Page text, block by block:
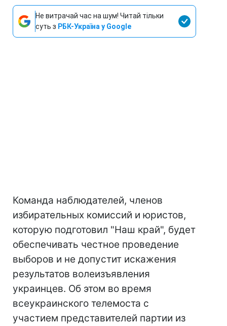
Не витрачай час на шум! Читай тільки
суть з РБК-Україна у Google
Команда наблюдателей, членов
избирательных комиссий и юристов,
которую подготовил "Наш край", будет
обеспечивать честное проведение
выборов и не допустит искажения
результатов волеизъявления
украинцев. Об этом во время
всеукраинского телемоста с
участием представителей партии из